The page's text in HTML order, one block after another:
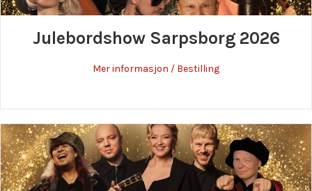
Julebordshow Sarpsborg 2026
Mer informasjon / Bestillingabout